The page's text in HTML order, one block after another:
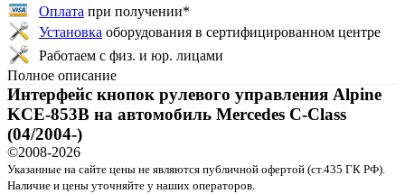
Оплата при получении*
Установка оборудования в сертифицированном центре
Работаем с физ. и юр. лицами
Полное описание
Интерфейс кнопок рулевого управления Alpine
KCE-853B на автомобиль Mercedes C-Class
(04/2004-)
©2008-2026
Указанные на сайте цены не являются публичной офертой (ст.435 ГК РФ).
Наличие и цены уточняйте у наших операторов.